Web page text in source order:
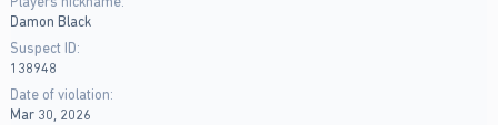
r
e
r
Damon Black
Suspect ID
138948
Date of violation
Mar 30, 2026